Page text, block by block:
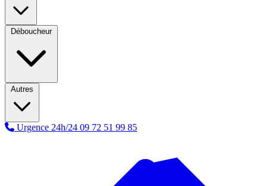
Déboucheur
Autres
Urgence 24h/24 09 72 51 99 85